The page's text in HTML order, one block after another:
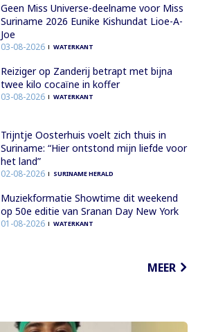
Geen Miss Universe-deelname voor Miss
Suriname 2026 Eunike Kishundat Lioe-A-
Joe
03-08-2026 WATERKANT
Reiziger op Zanderij betrapt met bijna
twee kilo cocaïne in koffer
03-08-2026 WATERKANT
Trijntje Oosterhuis voelt zich thuis in
Suriname: “Hier ontstond mijn liefde voor
het land”
02-08-2026 SURINAME HERALD
Muziekformatie Showtime dit weekend
op 50e editie van Sranan Day New York
01-08-2026 WATERKANT
MEER